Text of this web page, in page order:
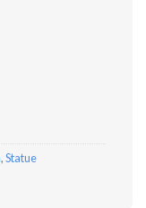
,Statue